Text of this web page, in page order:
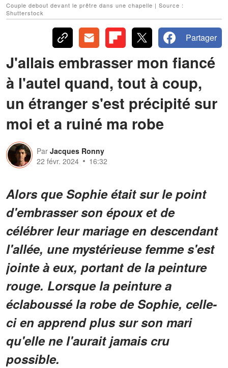
Couple debout devant le prêtre dans une chapelle | Source :
Shutterstock
Partager
J'allais embrasser mon fiancé
à l'autel quand, tout à coup,
un étranger s'est précipité sur
moi et a ruiné ma robe
Par Jacques Ronny
22 févr. 2024
16:32
Alors que Sophie était sur le point
d'embrasser son époux et de
célébrer leur mariage en descendant
l'allée, une mystérieuse femme s'est
jointe à eux, portant de la peinture
rouge. Lorsque la peinture a
éclaboussé la robe de Sophie, celle-
ci en apprend plus sur son mari
qu'elle ne l'aurait jamais cru
possible.